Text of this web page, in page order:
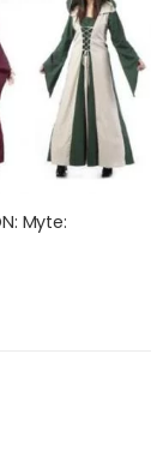
Myte: